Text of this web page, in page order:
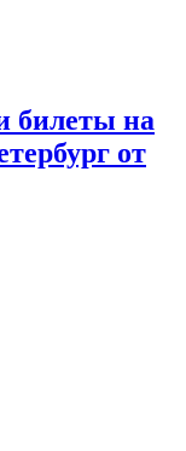
билеты на
от